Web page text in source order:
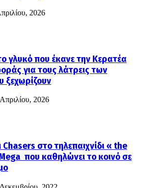
2026
γλυκό που έκανε την Κερατέα
για τους λάτρεις των
ξεχωρίζουν
2026
Chasers στο τηλεπαιχνίδι « the
που καθηλώνει το κοινό σε